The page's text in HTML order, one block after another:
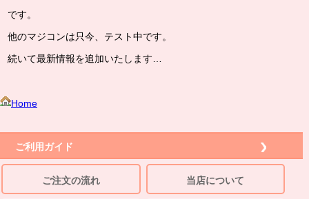
です。
他のマジコンは只今、テスト中です。
続いて最新情報を追加いたします…
Home
ご利用ガイド
ご注文の流れ 当店について